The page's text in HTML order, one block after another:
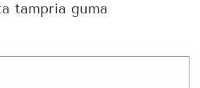
tampria guma